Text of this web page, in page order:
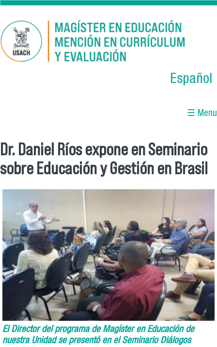
Skip to main content
Español
☰ Menu
You are here
Dr. Daniel Ríos expone en Seminario
sobre Educación y Gestión en Brasil
El Director del programa de Magíster en Educación de
nuestra Unidad se presentó en el Seminario Diálogos